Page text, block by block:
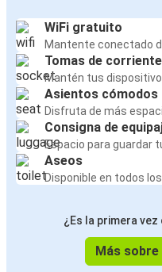
WiFi gratuito
Mantente conectado
Tomas de corriente
Mantén tus
Asientos cómodos
Disfruta de más
Consigna de
Espacio para guardar
Aseos
Disponible en todos
¿Es la primera
Más